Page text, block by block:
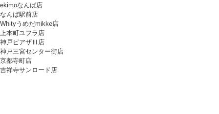
ekimoなんば店
なんば駅前店
Whityうめだmikke店
上本町ユフラ店
神戸ピアザⅢ店
神戸三宮センター街店
京都寺町店
吉祥寺サンロード店